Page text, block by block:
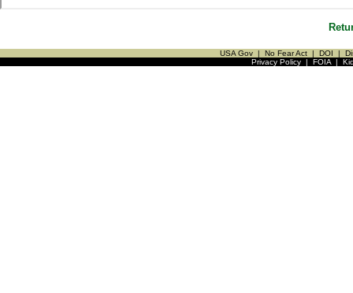
USA Gov | No Fear Act | DOI |
Privacy Policy| FOIA|